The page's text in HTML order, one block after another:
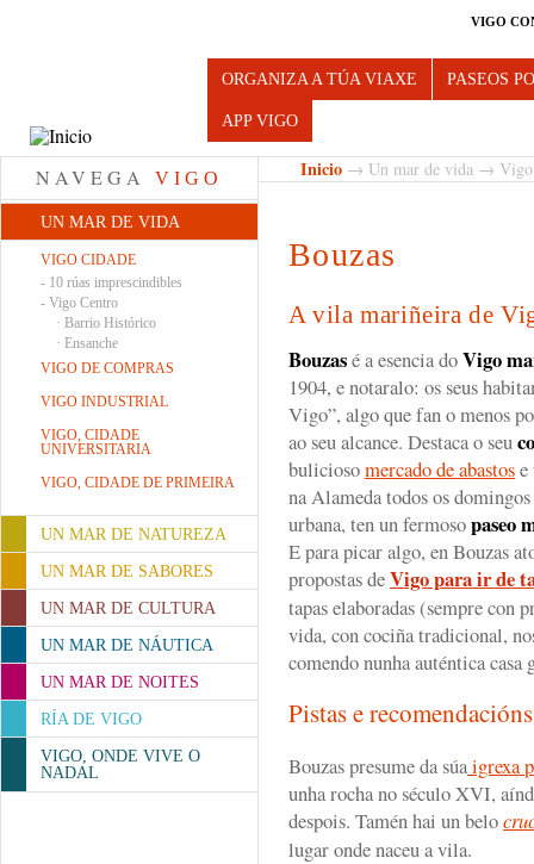
VIGO
Turismo de Vigo
ORGANIZA A TÚA VIAXE PASEOS
APP VIGO
NAVEGA VIGO
UN MAR DE VIDA
VIGO CIDADE
- 10 rúas imprescindibles
- Vigo Centro
· Barrio Histórico
· Ensanche
VIGO DE COMPRAS
VIGO INDUSTRIAL
VIGO, CIDADE
UNIVERSITARIA
VIGO, CIDADE DE PRIMEIRA
UN MAR DE NATUREZA
UN MAR DE SABORES
UN MAR DE CULTURA
UN MAR DE NÁUTICA
UN MAR DE NOITES
RÍA DE VIGO
VIGO, ONDE VIVE O
NADAL
Inicio → Un mar de vida →
Bouzas
A vila mariñeira de
Bouzasé a esencia doVigo
1904, e notaralo: os seus
Vigo”, algo que fan o menos
ao seu alcance. Destaca o seu
buliciosomercado de abastos
na Alameda todos os
urbana, ten un fermosopaseo
E para picar algo, en Bouzas
propostas deVigo para ir de
tapas elaboradas (sempre con
vida, con cociña tradicional,
comendo nunha auténtica casa
Pistas e
Bouzas presume da súaigrexa
unha rocha no século XVI,
despois. Tamén hai un belo
lugar onde naceu a vila.